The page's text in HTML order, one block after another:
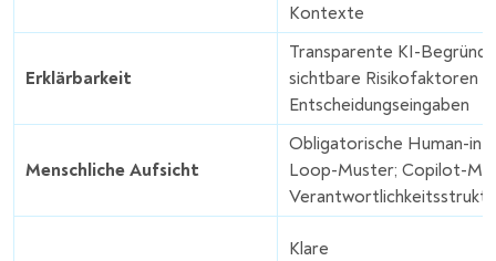
Kontexte
Erklärbarkeit
Transparente KI-
sichtbare Risikofaktoren
Entscheidungseingaben
Menschliche Aufsicht
Obligatorische Human-in-
Loop-Muster; Copilot-
Klare